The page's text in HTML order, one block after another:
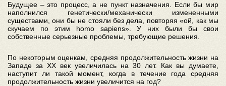
Будущее – это процесс, а не пункт назначения. Если бы мир
наполнился генетически/механически измененными
существами, они бы не стояли без дела, повторяя «ой, как мы
скучаем по этим homo sapiens». У них были бы свои
собственные серьезные проблемы, требующие решения.
По некоторым оценкам, средняя продолжительность жизни на
Западе за XX век увеличилась на 30 лет. Как вы думаете,
наступит ли такой момент, когда в течение года средняя
продолжительность жизни увеличится на год?